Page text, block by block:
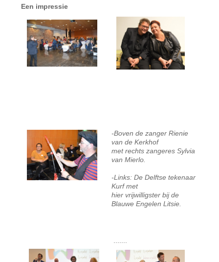
Een impressie
-Boven de zanger Rienie
van de Kerkhof
met rechts zangeres Sylvia
van Mierlo.
-Links: De Delftse tekenaar
Kurf met
hier vrijwilligster bij de
Blauwe Engelen Litsie.
.......